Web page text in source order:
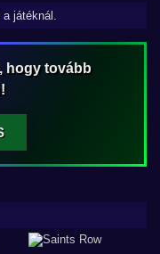
játéknál.
hogy tovább